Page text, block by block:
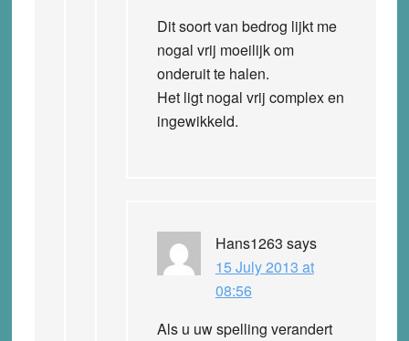
Dit soort van bedrog lijkt me
nogal vrij moeilijk om
onderuit te halen.
Het ligt nogal vrij complex en
ingewikkeld.
Hans1263 says
15 July 2013 at
08:56
Als u uw spelling verandert